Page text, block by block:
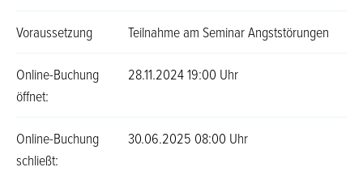
Voraussetzung Teilnahme am Seminar Angststörungen
Online-Buchung
öffnet:
28.11.2024 19:00 Uhr
Online-Buchung
schließt:
30.06.2025 08:00 Uhr